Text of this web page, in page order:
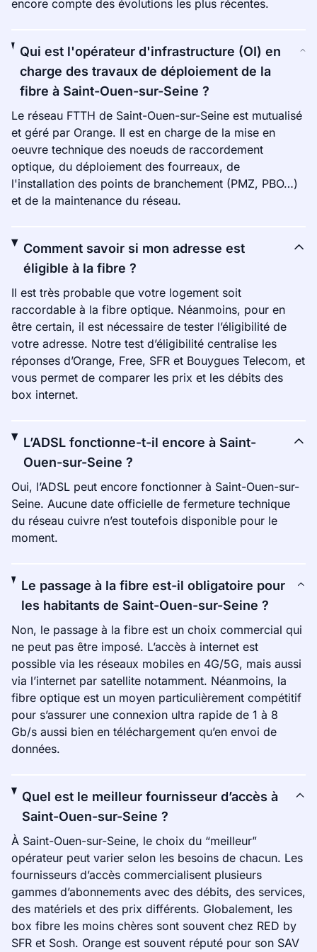
encore compte des évolutions les plus récentes.
Qui est l'opérateur d'infrastructure (OI) en
charge des travaux de déploiement de la
fibre à Saint-Ouen-sur-Seine ?
Le réseau FTTH de Saint-Ouen-sur-Seine est mutualisé
et géré par Orange. Il est en charge de la mise en
oeuvre technique des noeuds de raccordement
optique, du déploiement des fourreaux, de
l'installation des points de branchement (PMZ, PBO…)
et de la maintenance du réseau.
Comment savoir si mon adresse est
éligible à la fibre ?
Il est très probable que votre logement soit
raccordable à la fibre optique. Néanmoins, pour en
être certain, il est nécessaire de tester l’éligibilité de
votre adresse. Notre test d’éligibilité centralise les
réponses d’Orange, Free, SFR et Bouygues Telecom, et
vous permet de comparer les prix et les débits des
box internet.
L’ADSL fonctionne-t-il encore à Saint-
Ouen-sur-Seine ?
Oui, l’ADSL peut encore fonctionner à Saint-Ouen-sur-
Seine. Aucune date officielle de fermeture technique
du réseau cuivre n’est toutefois disponible pour le
moment.
Le passage à la fibre est-il obligatoire pour
les habitants de Saint-Ouen-sur-Seine ?
Non, le passage à la fibre est un choix commercial qui
ne peut pas être imposé. L’accès à internet est
possible via les réseaux mobiles en 4G/5G, mais aussi
via l’internet par satellite notamment. Néanmoins, la
fibre optique est un moyen particulièrement compétitif
pour s’assurer une connexion ultra rapide de 1 à 8
Gb/s aussi bien en téléchargement qu’en envoi de
données.
Quel est le meilleur fournisseur d’accès à
Saint-Ouen-sur-Seine ?
À Saint-Ouen-sur-Seine, le choix du “meilleur”
opérateur peut varier selon les besoins de chacun. Les
fournisseurs d’accès commercialisent plusieurs
gammes d’abonnements avec des débits, des services,
des matériels et des prix différents. Globalement, les
box fibre les moins chères sont souvent chez RED by
SFR et Sosh. Orange est souvent réputé pour son SAV